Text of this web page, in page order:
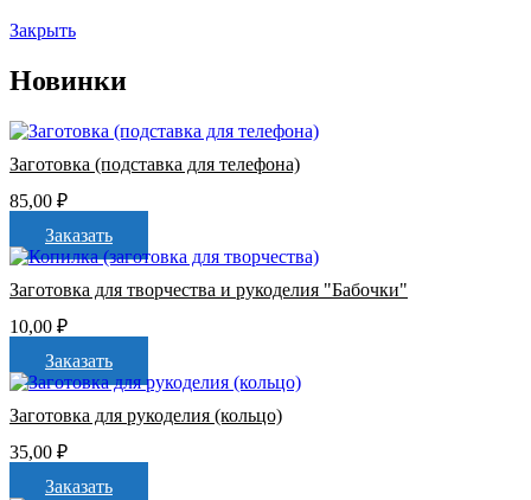
Закрыть
Новинки
Заготовка (подставка для телефона)
85,00 ₽
Заказать
Заготовка для творчества и рукоделия "Бабочки"
10,00 ₽
Заказать
Заготовка для рукоделия (кольцо)
35,00 ₽
Заказать